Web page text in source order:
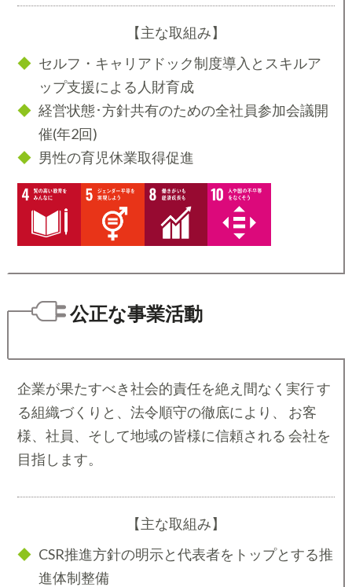
【主な取組み】
セルフ・キャリアドック制度導入とスキルア
ップ支援による人財育成
経営状態･方針共有のための全社員参加会議開
催(年2回)
男性の育児休業取得促進
公正な事業活動
企業が果たすべき社会的責任を絶え間なく実行 す
る組織づくりと、法令順守の徹底により、 お客
様、社員、そして地域の皆様に信頼される 会社を
目指します。
【主な取組み】
CSR推進方針の明示と代表者をトップとする推
進体制整備